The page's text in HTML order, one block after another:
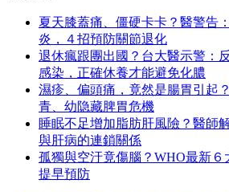
夏天膝蓋痛、僵硬卡卡？醫警告
炎，４招預防關節退化
退休瘋跟團出國？台大醫示警：
感染，正確休養才能避免化膿
濕疹、偏頭痛，竟然是腸胃引起
青、幼隐藏脾胃危機
睡眠不足增加脂肪肝風險？醫師
與肝病的連鎖關係
孤獨與空汙竟傷腦？WHO最新６
提早預防